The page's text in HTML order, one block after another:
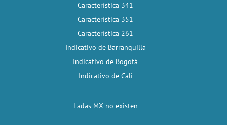
Característica 341
Característica 351
Característica 261
Indicativo de Barranquilla
Indicativo de Bogotá
Indicativo de Cali
Ladas MX no existen